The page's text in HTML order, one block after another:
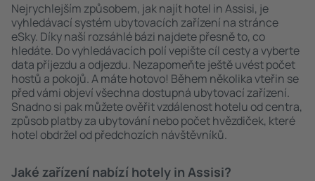
Nejrychlejším způsobem, jak najít hotel in Assisi, je
vyhledávací systém ubytovacích zařízení na stránce
eSky. Díky naší rozsáhlé bázi najdete přesně to, co
hledáte. Do vyhledávacích polí vepište cíl cesty a vyberte
data příjezdu a odjezdu. Nezapomeňte ještě uvést počet
hostů a pokojů. A máte hotovo! Během několika vteřin se
před vámi objeví všechna dostupná ubytovací zařízení.
Snadno si pak můžete ověřit vzdálenost hotelu od centra,
způsob platby za ubytování nebo počet hvězdiček, které
hotel obdržel od předchozích návštěvníků.
Jaké zařízení nabízí hotely in Assisi?